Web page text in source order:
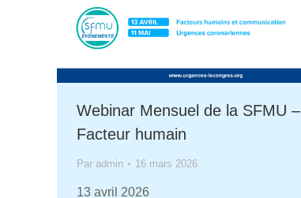
Webinar Mensuel de la SFMU –
Facteur humain
Par admin 16 mars 2026
13 avril 2026